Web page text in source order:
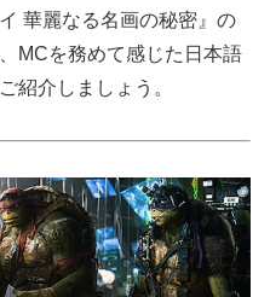
華麗なる名画の秘密』の
MCを務めて感じた日本語
紹介しましょう。